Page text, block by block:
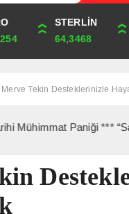
STERLİN
64,3468
ÇEYREK
10,889,99
Merve Tekin Desteklerinizle
Paniği ***